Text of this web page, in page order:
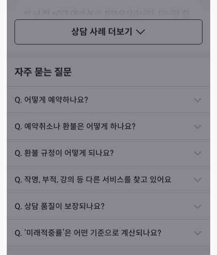
선생님께서는 타로뿐 아니라 심리 상담, 강사 자격증까지
정확도와 더불어 손님의 속마음을 따뜻하게 어루만져주는
상담 사례 더보기
의 스님께서 납골당 관련 투자를 제안하셨는데, 과연
사업 자체가 허상이라는 결과가 나왔습니다. 카드를
씀드렸어요.
며칠 뒤 손님께서 연락을 주셨습니다. 상담 이후에 조
사업이 크게 잘못되어 다른 투자자들은 돈을 돌려받
례 인사를 하셨습니다.
자주 묻는 질문
Q. 어떻게 예약하나요?
Q. 예약취소나 환불은 어떻게 하나요?
Q. 환불 규정이 어떻게 되나요?
Q. 작명, 부적, 강의 등 다른 서비스를 찾고 있어요
Q. 상담 품질이 보장되나요?
Q. ‘미래적중률’은 어떤 기준으로 계산되나요?